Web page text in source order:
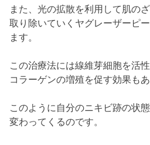
また、光の拡散を利用して肌の
取り除いていくヤグレーザーピ
ます。
この治療法には線維芽細胞を活
コラーゲンの増殖を促す効果もあ
このように自分のニキビ跡の状
変わってくるのです。